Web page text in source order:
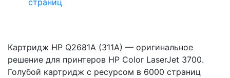
Картридж HP Q2681A (311A) — оригинальное
решение для принтеров HP Color LaserJet 3700.
Голубой картридж с ресурсом в 6000 страниц